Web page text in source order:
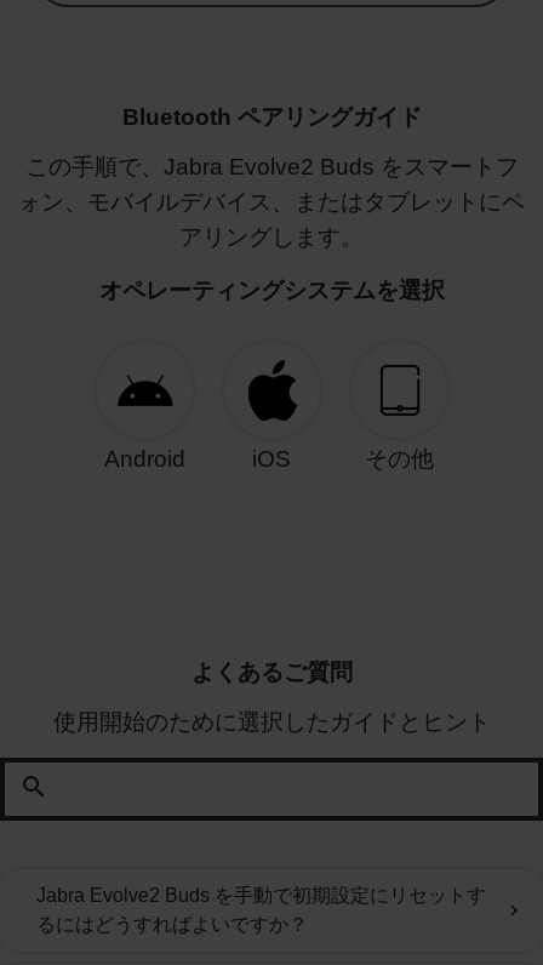
Bluetooth ペアリングガイド
この手順で、Jabra Evolve2 Buds をスマートフ
ォン、モバイルデバイス、またはタブレットにペ
アリングします。
オペレーティングシステムを選択
Android iOS その他
よくあるご質問
使用開始のために選択したガイドとヒント
search
Jabra Evolve2 Buds を手動で初期設定にリセットす
るにはどうすればよいですか？
chevron_right